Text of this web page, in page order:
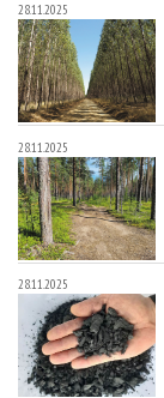
28.11.2025
28.11.2025
28.11.2025